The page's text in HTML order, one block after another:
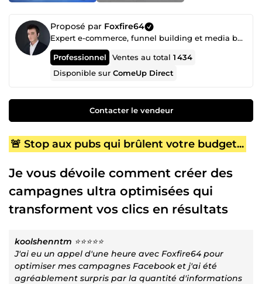
Proposé par Foxfire64
Expert e-commerce, funnel building et media buying (Facebook ads etc...)
Professionnel Ventes au total1 434
Disponible surComeUp Direct
Contacter le vendeur
🚨 Stop aux pubs qui brûlent votre budget...
Je vous dévoile comment créer des
campagnes ultra optimisées qui
transforment vos clics en résultats
koolshenntm ⭐⭐⭐⭐⭐
J'ai eu un appel d'une heure avec Foxfire64 pour
optimiser mes campagnes Facebook et j'ai été
agréablement surpris par la quantité d'informations